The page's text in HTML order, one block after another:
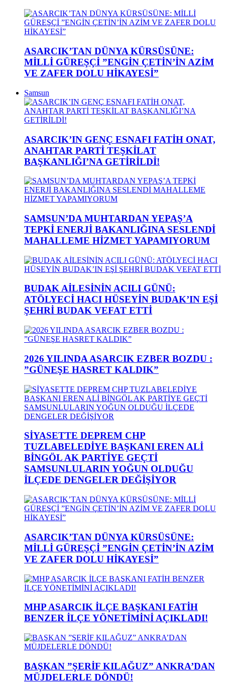
ASARCIK’TAN DÜNYA KÜRSÜSÜNE:
MİLLİ GÜREŞÇİ ”ENGİN ÇETİN’İN AZİM
VE ZAFER DOLU HİKAYESİ”
Samsun
ASARCIK’IN GENÇ ESNAFI FATİH ONAT,
ANAHTAR PARTİ TEŞKİLAT
BAŞKANLIĞI’NA GETİRİLDİ!
SAMSUN’DA MUHTARDAN YEPAŞ’A
TEPKİ ENERJİ BAKANLIĞINA SESLENDİ
MAHALLEME HİZMET YAPAMIYORUM
BUDAK AİLESİNİN ACILI GÜNÜ:
ATÖLYECİ HACI HÜSEYİN BUDAK’IN EŞİ
ŞEHRİ BUDAK VEFAT ETTİ
2026 YILINDA ASARCIK EZBER BOZDU :
”GÜNEŞE HASRET KALDIK”
SİYASETTE DEPREM CHP
TUZLABELEDİYE BAŞKANI EREN ALİ
BİNGÖL AK PARTİYE GEÇTİ
SAMSUNLULARIN YOĞUN OLDUĞU
İLÇEDE DENGELER DEĞİŞİYOR
ASARCIK’TAN DÜNYA KÜRSÜSÜNE:
MİLLİ GÜREŞÇİ ”ENGİN ÇETİN’İN AZİM
VE ZAFER DOLU HİKAYESİ”
MHP ASARCIK İLÇE BAŞKANI FATİH
BENZER İLÇE YÖNETİMİNİ AÇIKLADI!
BAŞKAN ”ŞERİF KILAĞUZ” ANKRA’DAN
MÜJDELERLE DÖNDÜ!